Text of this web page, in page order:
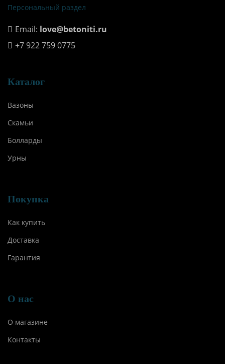
Персональный раздел
Email: love@betoniti.ru
+7 922 759 0775
Каталог
Вазоны
Скамьи
Болларды
Урны
Покупка
Как купить
Доставка
Гарантия
О нас
О магазине
Контакты